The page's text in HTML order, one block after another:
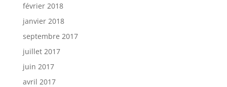
février 2018
janvier 2018
septembre 2017
juillet 2017
juin 2017
avril 2017